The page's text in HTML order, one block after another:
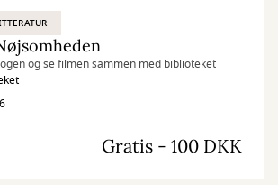
og se filmen sammen med biblioteket
Gratis - 100 DKK